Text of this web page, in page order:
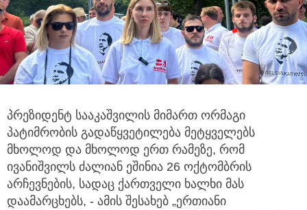
პრეზიდენტ სააკაშვილის მიმართ ორმაგი
პატიმრობის გადაწყვეტილება მეტყველებს
მხოლოდ და მხოლოდ ერთ რამეზე, რომ
ივანიშვილს ძალიან ეშინია 26 ოქტომბრის
არჩევნების, სადაც ქართველი ხალხი მას
დაამარცხებს, - ამის შესახებ „ერთიანი